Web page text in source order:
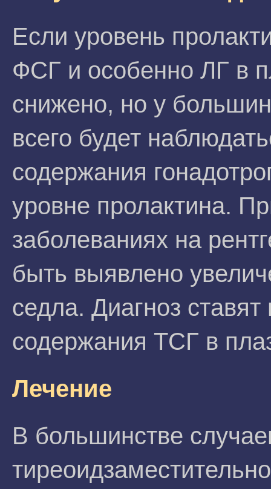
Если уровень
ФСГ и особенно ЛГ в
снижено, но у
всего будет
содержания
уровне пролактина.
заболеваниях на
быть выявлено
седла. Диагноз
содержания ТСГ в
Лечение
В большинстве